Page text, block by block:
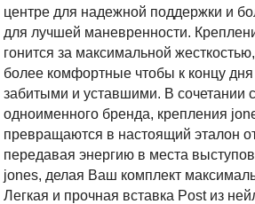
центре для надежной поддержки и
для лучшей маневренности.
гонится за максимальной
более комфортные чтобы к концу
забитыми и уставшими. В сочетании
одноименного бренда, крепления
превращаются в настоящий эталон
передавая энергию в места
jones, делая Ваш комплект
Легкая и прочная вставка Post из